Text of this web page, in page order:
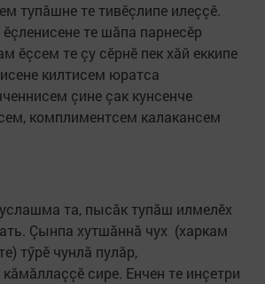
тупăшне те тивӗçлипе илеççӗ.
те шăпа парнесӗр
ӗçсем те çу сӗрнӗ пек хăй еккипе
килтисем юратса
çине çак кунсенче
комплиментсем калакансем
та, пысăк тупăш илмелӗх
Çынпа хутшăннă чух (харкам
тӳрӗ чунлă пулăр,
сире. Енчен те инçетри